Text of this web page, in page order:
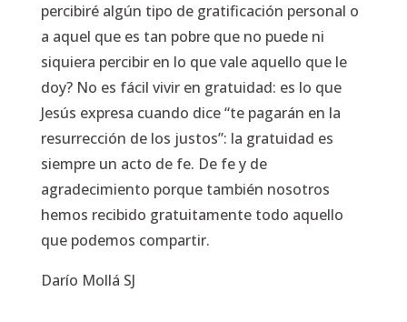
percibiré algún tipo de gratificación personal o
a aquel que es tan pobre que no puede ni
siquiera percibir en lo que vale aquello que le
doy? No es fácil vivir en gratuidad: es lo que
Jesús expresa cuando dice“te pagarán en la
resurrección de los justos”: la gratuidad es
siempre un acto de fe. De fe y de
agradecimiento porque también nosotros
hemos recibido gratuitamente todo aquello
que podemos compartir.
Darío Mollá SJ